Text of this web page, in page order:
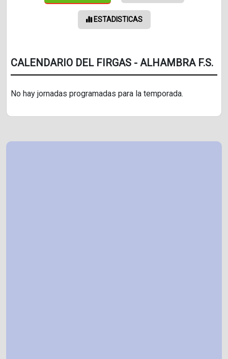
ESTADISTICAS
CALENDARIO DEL FIRGAS - ALHAMBRA F.S.
No hay jornadas programadas para la temporada.